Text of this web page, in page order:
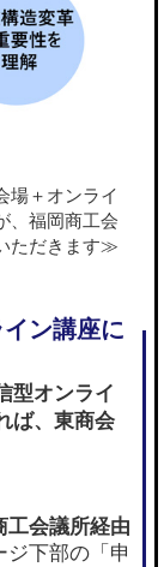
場＋オンライ
、福岡商工会
ただきます≫
型オンライ
ば、東商会
工会議所経由
ジ下部の「申